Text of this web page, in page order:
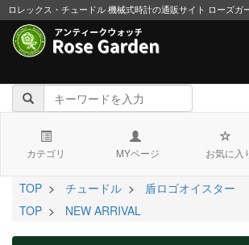
ロレックス・チュードル 機械式時計の通販サイト ローズガ
カテゴリ MYページ お気に入
TOP > チュードル >
盾ロゴオイスター
TOP > NEW ARRIVAL